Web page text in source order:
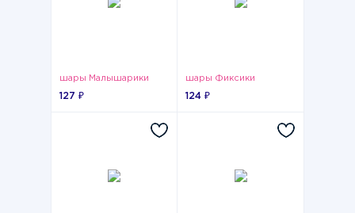
шары Малышарики
127 ₽
шары Фиксики
124 ₽